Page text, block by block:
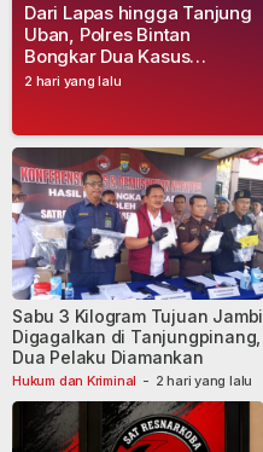
2 hari yang lalu
Dari Lapas hingga Tanjung
Uban, Polres Bintan
Bongkar Dua Kasus
Narkoba, Empat Tersangka
Hukum dan Kriminal - 2 hari yang lalu
Sabu 3 Kilogram Tujuan Jambi
Digagalkan di Tanjungpinang,
Dua Pelaku Diamankan